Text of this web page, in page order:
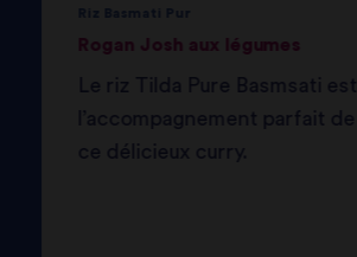
Rogan Josh aux légumes
Le riz Tilda Pure Basmsati est
l’accompagnement parfait de
ce délicieux curry.